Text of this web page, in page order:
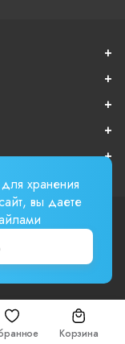
Корзина
хранения
вы даете